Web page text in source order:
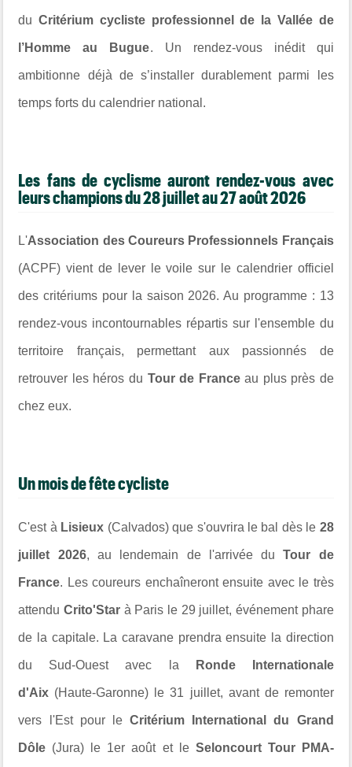
duCritérium cycliste professionnel de la Vallée de
l’Homme au Bugue. Un rendez-vous inédit qui
ambitionne déjà de s’installer durablement parmi les
temps forts du calendrier national.
Les fans de cyclisme auront rendez-vous avec
leurs champions du 28 juillet au 27 août 2026
L'Association des Coureurs Professionnels Français
(ACPF) vient de lever le voile sur le calendrier officiel
des critériums pour la saison 2026. Au programme : 13
rendez-vous incontournables répartis sur l'ensemble du
territoire français, permettant aux passionnés de
retrouver les héros du Tour de Franceau plus près de
chez eux.
Un mois de fête cycliste
C'est à Lisieux (Calvados) que s'ouvrira le bal dès le 28
juillet 2026, au lendemain de l'arrivée duTour de
France. Les coureurs enchaîneront ensuite avec le très
attenduCrito'Star à Paris le 29 juillet, événement phare
de la capitale. La caravane prendra ensuite la direction
du Sud-Ouest avec la Ronde Internationale
d'Aix (Haute-Garonne) le 31 juillet, avant de remonter
vers l'Est pour leCritérium International du Grand
Dôle (Jura) le 1er août et le Seloncourt Tour PMA-